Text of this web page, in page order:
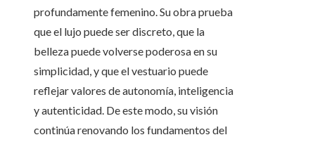
profundamente femenino. Su obra prueba
que el lujo puede ser discreto, que la
belleza puede volverse poderosa en su
simplicidad, y que el vestuario puede
reflejar valores de autonomía, inteligencia
y autenticidad. De este modo, su visión
continúa renovando los fundamentos del